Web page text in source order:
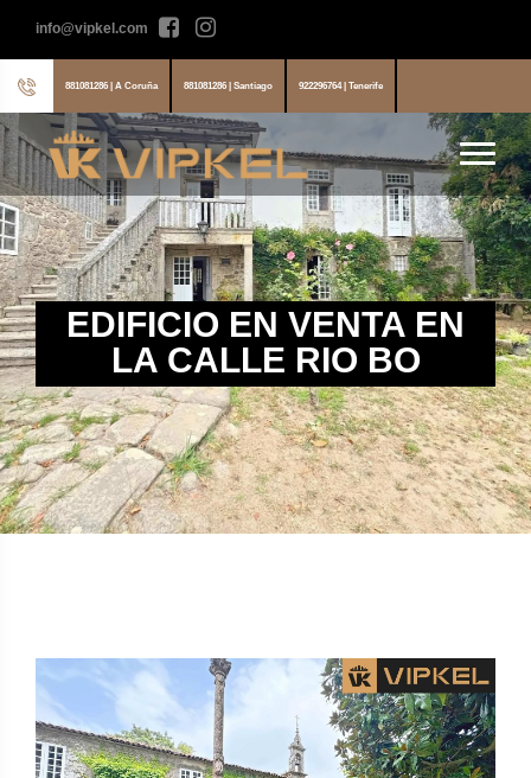
info@vipkel.com
881081286 | A Coruña 881081286 | Santiago 922296764 | Tenerife
EDIFICIO EN VENTA EN
LA CALLE RIO BO